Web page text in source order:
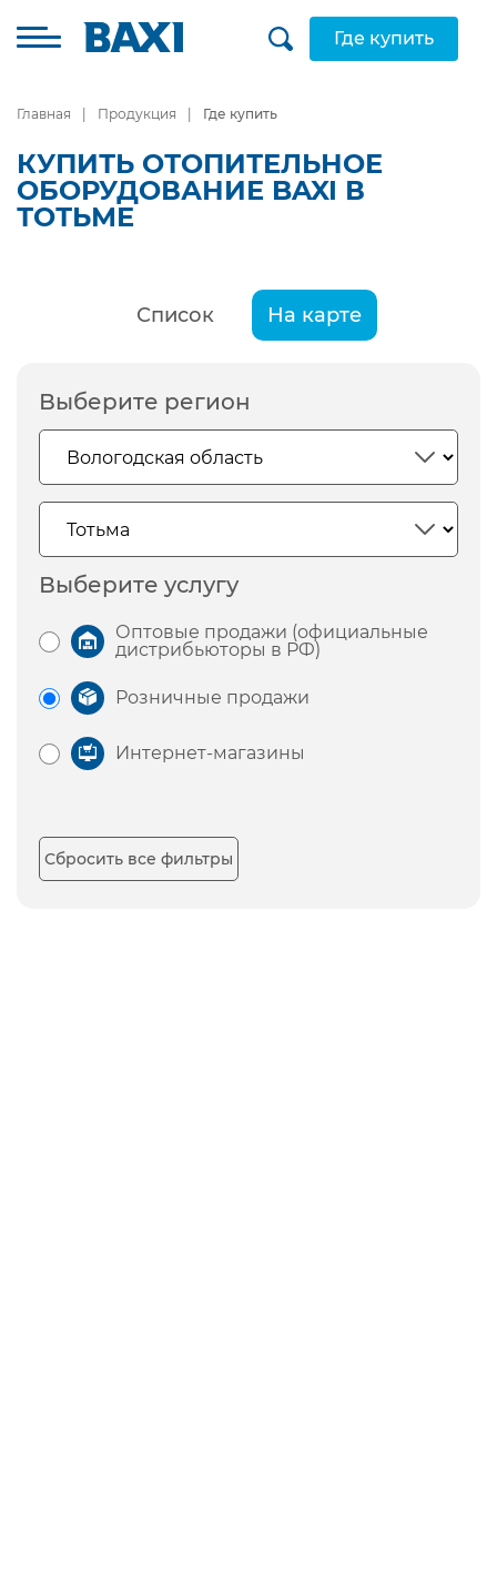
Где купить
Главная Продукция Где купить
КУПИТЬ ОТОПИТЕЛЬНОЕ
ОБОРУДОВАНИЕ BAXI В
ТОТЬМЕ
Список На карте
Выберите регион
Выберите услугу
Оптовые продажи (официальные
дистрибьюторы в РФ)
Розничные продажи
Интернет-магазины
Сбросить все фильтры